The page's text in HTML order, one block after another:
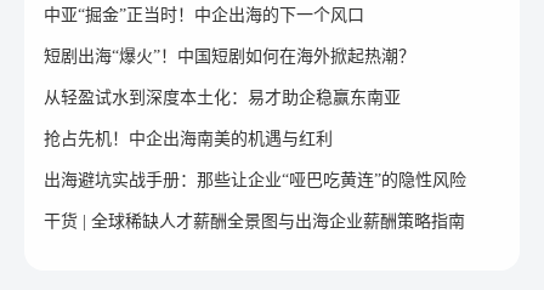
中亚“掘金”正当时！中企出海的下一个风口
短剧出海“爆火”！中国短剧如何在海外掀起热潮？
从轻盈试水到深度本土化：易才助企稳赢东南亚
抢占先机！中企出海南美的机遇与红利
出海避坑实战手册：那些让企业“哑巴吃黄连”的隐性风险
干货 | 全球稀缺人才薪酬全景图与出海企业薪酬策略指南